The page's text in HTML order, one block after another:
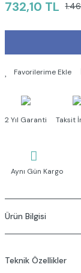
732,10 TL
2 Yıl Garanti Taksit
Aynı Gün Kargo
Ürün Bilgisi
48 cm,kısa,
Teknik Özellikler